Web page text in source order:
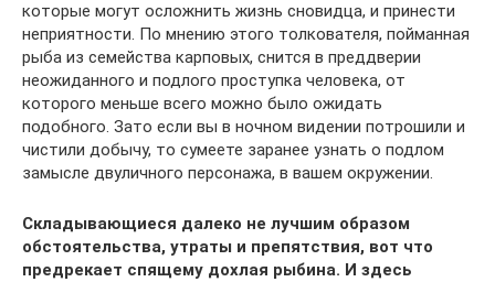
которые могут осложнить жизнь сновидца, и принести
неприятности. По мнению этого толкователя, пойманная
рыба из семейства карповых, снится в преддверии
неожиданного и подлого проступка человека, от
которого меньше всего можно было ожидать
подобного. Зато если вы в ночном видении потрошили и
чистили добычу, то сумеете заранее узнать о подлом
замысле двуличного персонажа, в вашем окружении.
Складывающиеся далеко не лучшим образом
обстоятельства, утраты и препятствия, вот что
предрекает спящему дохлая рыбина. И здесь